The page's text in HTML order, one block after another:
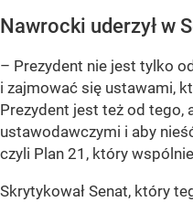
Nawrocki uderzył w
– Prezydent nie jest tylko
i zajmować się ustawami,
Prezydent jest też od tego,
ustawodawczymi i aby
czyli Plan 21, który
Skrytykował Senat, który